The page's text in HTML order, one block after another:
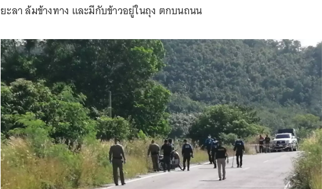
ยะลา ล้มข้างทาง และมีกับข้าวอยู่ในถุง ตกบนถนน